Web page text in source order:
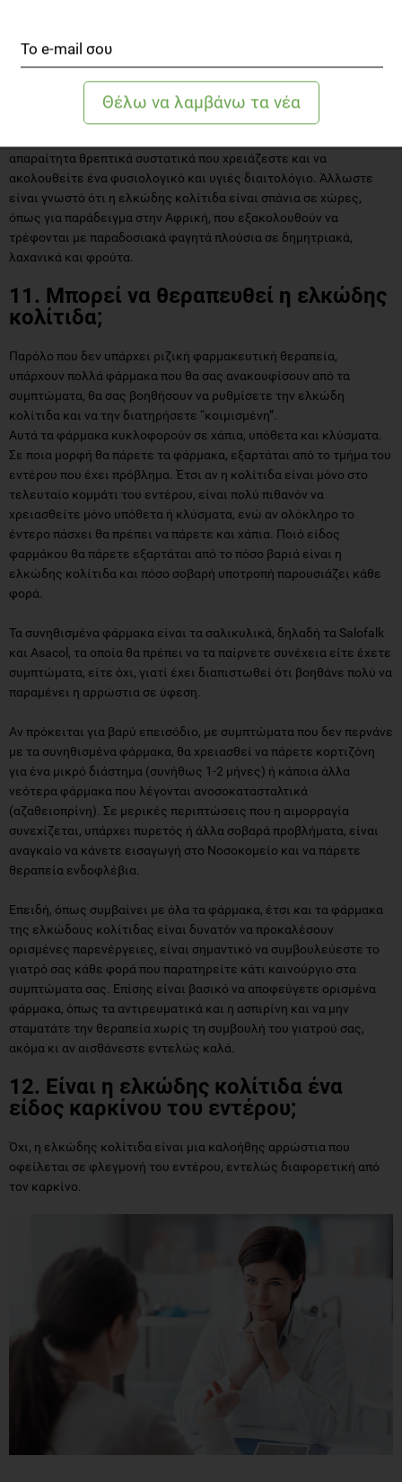
γιατί μπορεί να φέρει σαν αποτέλεσμα πολλές και επικίνδυνες
παρενέργειες.
Όλα αυτά δεν σημαίνουν ότι πρέπει να κάνετε αυστηρή δίαιτα
μια ισοσσοπημένη διατροφή
, ειδικά όταν δεν έχετε
απαραίτητα θρεπτικά συστατικά που χρειάζεστε και να
ακολουθείτε ένα φυσιολογικό και υγιές διαιτολόγιο. Άλλωστε
είναι γνωστό ότι η ελκώδης κολίτιδα είναι σπάνια σε χώρες,
όπως για παράδειγμα στην Αφρική, που εξακολουθούν να
τρέφονται με παραδοσιακά φαγητά πλούσια σε δημητριακά,
λαχανικά και φρούτα.
11. Μπορεί να θεραπευθεί η ελκώδης
κολίτιδα;
Παρόλο που δεν υπάρχει ριζική φαρμακευτική θεραπεία,
υπάρχουν πολλά φάρμακα που θα σας ανακουφίσουν από τα
συμπτώματα, θα σας βοηθήσουν να ρυθμίσετε την ελκώδη
κολίτιδα και να την διατηρήσετε “κοιμισμένη”.
Αυτά τα φάρμακα κυκλοφορούν σε χάπια, υπόθετα και κλύσματα.
Σε ποια μορφή θα πάρετε τα φάρμακα, εξαρτάται από το τμήμα του
εντέρου που έχει πρόβλημα. Έτσι αν η κολίτιδα είναι μόνο στο
τελευταίο κομμάτι του εντέρου, είναι πολύ πιθανόν να
χρειασθείτε μόνο υπόθετα ή κλύσματα, ενώ αν ολόκληρο το
έντερο πάσχει θα πρέπει να πάρετε και χάπια. Ποιό είδος
φαρμάκου θα πάρετε εξαρτάται από το πόσο βαριά είναι η
ελκώδης κολίτιδα και πόσο σοβαρή υποτροπή παρουσιάζει κάθε
φορά.
Τα συνηθισμένα φάρμακα είναι τα σαλικυλικά, δηλαδή τα Salofalk
και Asacol, τα οποία θα πρέπει να τα παίρνετε συνέχεια είτε έχετε
συμπτώματα, είτε όχι, γιατί έχει διαπιστωθεί ότι βοηθάνε πολύ να
παραμένει η αρρώστια σε ύφεση.
Αν πρόκειται για βαρύ επεισόδιο, με συμπτώματα που δεν περνάνε
με τα συνηθισμένα φάρμακα, θα χρειασθεί να πάρετε κορτιζόνη
για ένα μικρό διάστημα (συνήθως 1-2 μήνες) ή κάποια άλλα
νεότερα φάρμακα που λέγονται ανοσοκατασταλτικά
(αζαθειοπρίνη). Σε μερικές περιπτώσεις που η αιμορραγία
συνεχίζεται, υπάρχει πυρετός ή άλλα σοβαρά προβλήματα, είναι
αναγκαίο να κάνετε εισαγωγή στο Νοσοκομείο και να πάρετε
θεραπεία ενδοφλέβια.
Επειδή, όπως συμβαίνει με όλα τα φάρμακα, έτσι και τα φάρμακα
της ελκώδους κολίτιδας είναι δυνατόν να προκαλέσουν
ορισμένες παρενέργειες, είναι σημαντικό να συμβουλεύεστε το
γιατρό σας κάθε φορά που παρατηρείτε κάτι καινούργιο στα
συμπτώματα σας. Επίσης είναι βασικό να αποφεύγετε ορισμένα
φάρμακα, όπως τα αντιρευματικά και η ασπιρίνη και να μην
σταματάτε την θεραπεία χωρίς τη συμβουλή του γιατρού σας,
ακόμα κι αν αισθάνεστε εντελώς καλά.
12. Είναι η ελκώδης κολίτιδα ένα
είδος καρκίνου του εντέρου;
Όχι, η ελκώδης κολίτιδα είναι μια καλοήθης αρρώστια που
οφείλεται σε φλεγμονή του εντέρου, εντελώς διαφορετική από
τον καρκίνο.